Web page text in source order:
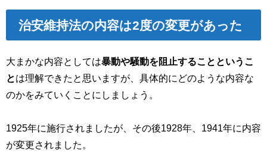
治安維持法の内容は2度の変更があった
大まかな内容としては暴動や騒動を阻止することというこ
とは理解できたと思いますが、具体的にどのような内容な
のかをみていくことにしましょう。
1925年に施行されましたが、その後1928年、 1941 年に内容
が変更されました。